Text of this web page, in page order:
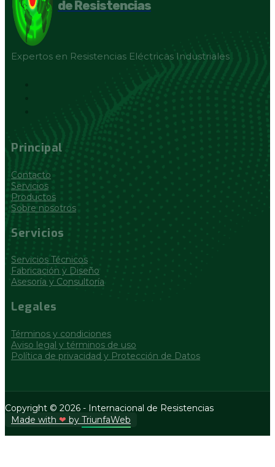
de Resistencias
Expertos en Resistencias Eléctricas Industriales
Principal
Contacto
Servicios
Productos
Sobre nosotros
Servicios
Servicios Técnicos
Fabricación y Diseño
Asesoría y Consultoría
Legales
Términos y condiciones
Aviso legal y términos de uso
Política de privacidad y Protección de Datos
Copyright © 2026 - Internacional de Resistencias
Made with ❤ by TriunfaWeb